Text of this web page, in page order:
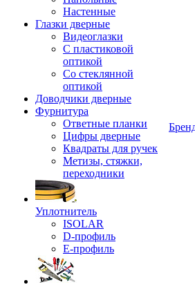
Настенные
Глазки дверные
Видеоглазки
С пластиковой
оптикой
Со стеклянной
оптикой
Доводчики дверные
Фурнитура
Ответные планки
Цифры дверные
Квадраты для ручек
Метизы, стяжки,
переходники
Уплотнитель
ISOLAR
D-профиль
Е-профиль